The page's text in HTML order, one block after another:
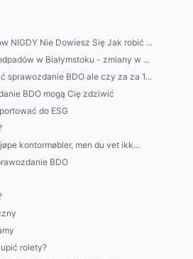
NIGDY Nie Dowiesz Się Jak robić ...
w Białymstoku - zmiany w ...
sprawozdanie BDO ale czy za za 1...
BDO mogą Cię zdziwić
do ESG
kontormøbler, men du vet ikk...
BDO
rolety?